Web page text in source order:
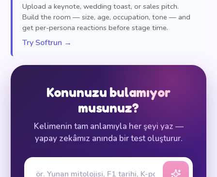
Upload a keynote, wedding toast, or sales pitch.
Build the room — size, age, occupation, tone — and
get per-persona reactions before stage time.
Try Softrun →
Konunuzu bulamıyor
musunuz?
Kelimenin tam anlamıyla her şeyi yaz —
yapay zekâmız anında bir test oluşturur.